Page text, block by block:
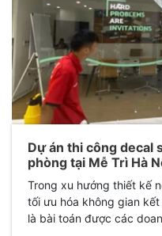
Dự án thi công decal
phòng tại Mễ Trì Hà
Trong xu hướng thiết kế
tối ưu hóa không gian
là bài toán được các